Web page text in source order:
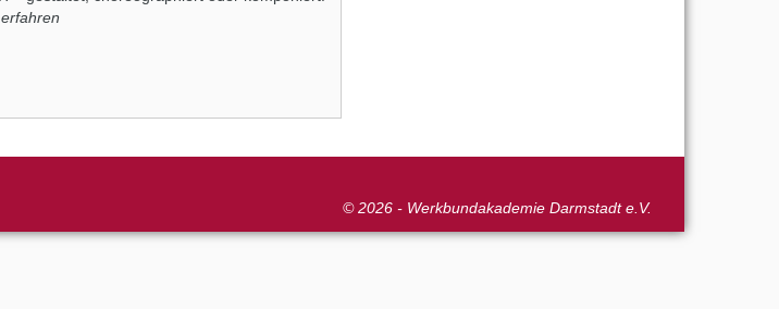
© 2026 - Werkbundakademie Darmstadt e.V.